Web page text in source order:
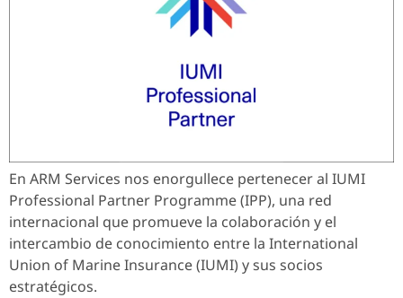
En ARM Services nos enorgullece pertenecer al IUMI
Professional Partner Programme (IPP), una red
internacional que promueve la colaboración y el
intercambio de conocimiento entre la International
Union of Marine Insurance (IUMI) y sus socios
estratégicos.